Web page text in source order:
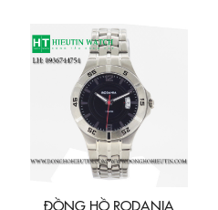
ĐỒNG HỒ RODANIA